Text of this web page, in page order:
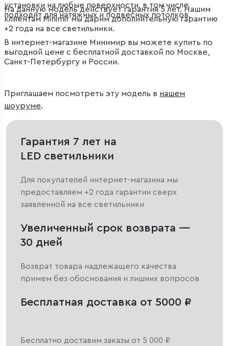
установки на любые поверхности, в том числе
подходит для натяжных и подвесных потолков.
На данную модель действует гарантия 5 лет. Нашим
клиентам Minimir мы дарим дополнительную гарантию
+2 года на все светильники.
В интернет-магазине Минимир вы можете купить по
выгодной цене с бесплатной доставкой по Москве,
Санкт-Петербургу и России.
Приглашаем посмотреть эту модель в нашем
шоуруме.
Гарантия 7 лет на
LED светильники
Для покупателей интернет-магазина мы
предоставляем +2 года гарантии сверх
заявленной на все светильники
Увеличенный срок возврата —
30 дней
Возврат товара надлежащего качества
примем без обоснования и лишних вопросов
Бесплатная доставка от 5000 ₽
Бесплатно доставим заказы от 5 000 ₽